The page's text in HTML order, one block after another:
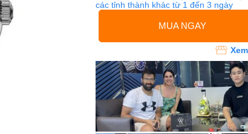
các tỉnh thành khác từ 1 đến 3 ngày
MUA NGAY